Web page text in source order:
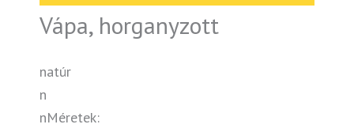
Vápa, horganyzott
natúr
n
nMéretek: